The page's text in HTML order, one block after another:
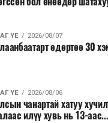
урсгал зардлыг 20
хийхгүй байх, аялал,
спортын арга
байх, төрийн албанд
хэлбэрт
өдрүүдэд цахимаар
үүрэг
ҮЕ 2026/08/07
өдөртөө 30
ҮЕ 2026/08/06
чанартай хатуу
илүү хувь нь 13-аас...